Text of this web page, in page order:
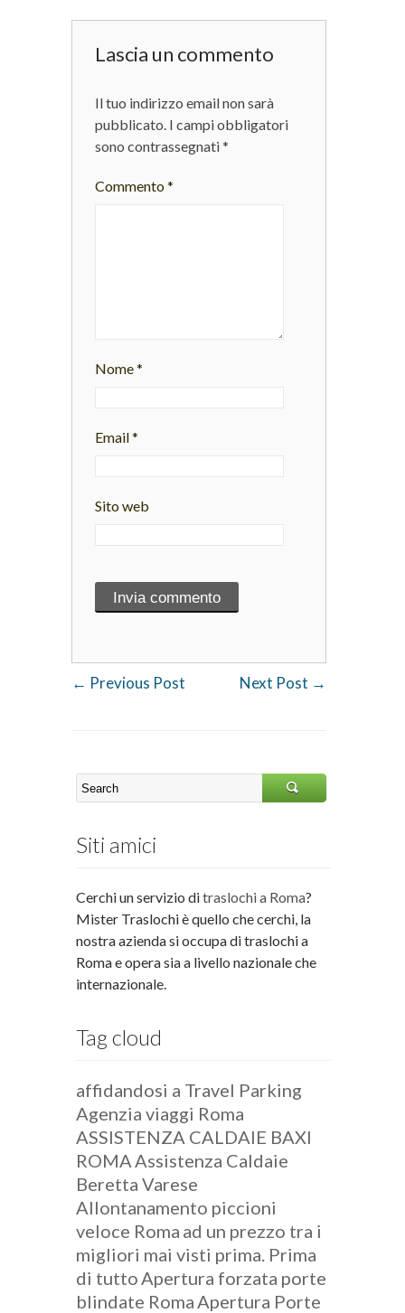
Lascia un commento
Il tuo indirizzo email non sarà
pubblicato. I campi obbligatori
sono contrassegnati*
Commento*
Nome*
Email*
Sito web
← Previous Post Next Post →
Siti amici
Cerchi un servizio ditraslochi a Roma?
Mister Traslochi è quello che cerchi, la
nostra azienda si occupa di traslochi a
Roma e opera sia a livello nazionale che
internazionale.
Tag cloud
affidandosi a Travel Parking
Agenzia viaggi Roma
ASSISTENZA CALDAIE BAXI
ROMAAssistenza Caldaie
Beretta Varese
Allontanamento piccioni
veloce Roma ad un prezzo tra i
migliori mai visti prima. Prima
di tuttoApertura forzata porte
blindate RomaApertura Porte